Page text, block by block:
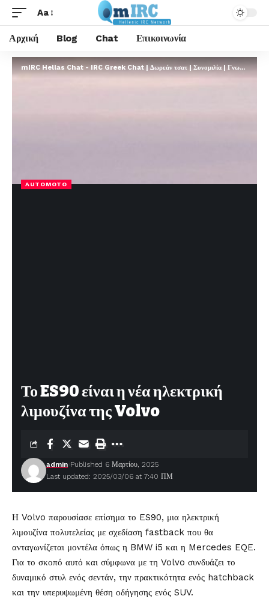
Aa
Αρχική Blog Chat Επικοινωνία
mIRC Hellas Chat - IRC Greek Chat | Δωρεάν τσατ | Συνομιλία | Γνωριμίες | FREE
AUTOMOTO
Το ES90 είναι η νέα ηλεκτρική
λιμουζίνα της Volvo
Last updated: 2025/03/06 at 7:40 ΠΜ
admin Published 6 Μαρτίου, 2025
Η Volvo παρουσίασε επίσημα το ES90, μια ηλεκτρική
λιμουζίνα πολυτελείας με σχεδίαση fastback που θα
ανταγωνίζεται μοντέλα όπως η BMW i5 και η Mercedes EQE.
Για το σκοπό αυτό και σύμφωνα με τη Volvo συνδυάζει το
δυναμικό στυλ ενός σεντάν, την πρακτικότητα ενός hatchback
και την υπερυψωμένη θέση οδήγησης ενός SUV.